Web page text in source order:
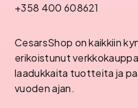
+358 400 608621
CesarsShop on kaikkiin
erikoistunut
laadukkaita tuotteita ja
vuoden ajan.